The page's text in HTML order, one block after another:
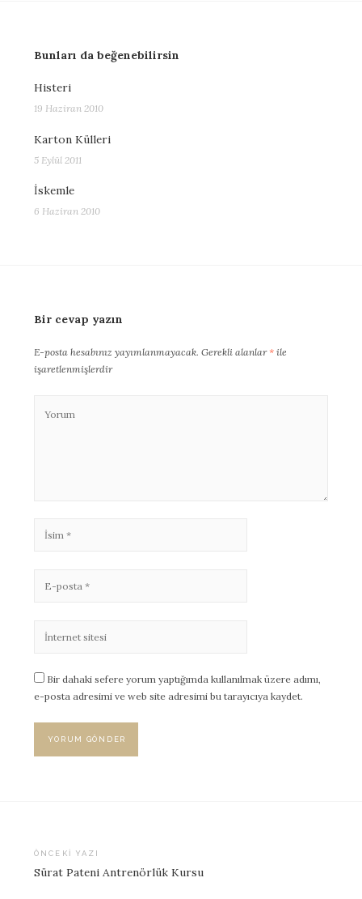
Bunları da beğenebilirsin
Histeri
19 Haziran 2010
Karton Külleri
5 Eylül 2011
İskemle
6 Haziran 2010
Bir cevap yazın
E-posta hesabınız yayımlanmayacak. Gerekli alanlar* ile
işaretlenmişlerdir
Bir dahaki sefere yorum yaptığımda kullanılmak üzere adımı,
e-posta adresimi ve web site adresimi bu tarayıcıya kaydet.
ÖNCEKI YAZI
Sürat Pateni Antrenörlük Kursu